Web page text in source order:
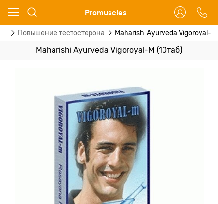
Promuscles
Повышение тестостерона Maharishi Ayurveda Vigoroyal-M
Maharishi Ayurveda Vigoroyal-M (10таб)
Ваш город - Москва,
угадали?
ДА НЕТ